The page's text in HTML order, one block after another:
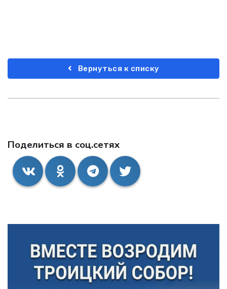
Поделиться в соц.сетях
Вернуться к списку